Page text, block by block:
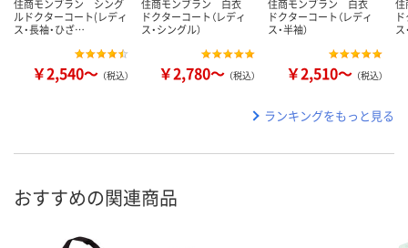
住商モンブラン シング
ルドクターコート(レディ
ス・長袖・ひざ…
￥2,540～ （税込）
住商モンブラン 白衣
ドクターコート（レディ
ス・シングル）
￥2,780～ （税込）
住商モンブラン 白衣
ドクターコート（レディ
ス・半袖）
￥2,510～ （税込）
ス
ランキングをもっと見る
おすすめの関連商品